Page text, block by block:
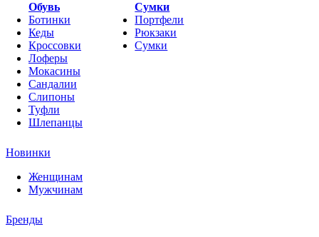
Обувь
Ботинки
Кеды
Кроссовки
Лоферы
Мокасины
Сандалии
Слипоны
Туфли
Шлепанцы
Сумки
Портфели
Рюкзаки
Сумки
Новинки
Женщинам
Мужчинам
Бренды